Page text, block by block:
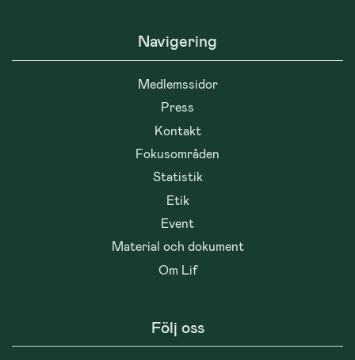
Navigering
Medlemssidor
Press
Kontakt
Fokusområden
Statistik
Etik
Event
Material och dokument
Om Lif
Följ oss